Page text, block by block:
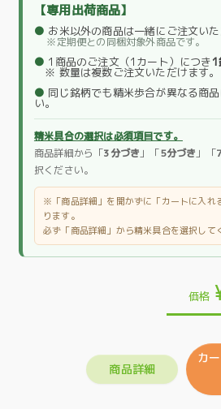
【専用出荷商品】
● お米以外の商品は一緒にご注文いた
※定期便との同梱対象外商品です。
● 1商品のご注文（1カート）につき1
※ 数量は複数ご注文いただけます。
● 同じ銘柄でも精米歩合が異なる商
い。
精米具合の選択は必須項目です。
商品詳細から「3分づき 」「5分づき 」「
択ください。
※「商品詳細」を開かずに「カートに入れ
ります。
必ず「商品詳細」から精米具合を選択して
価格
商品詳細
カ